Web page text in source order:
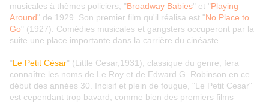
musicales à thèmes policiers, "Broadway Babies" et "Playing
Around" de 1929. Son premier film qu'il réalisa est "No Place to
Go" (1927). Comédies musicales et gangsters occuperont par la
suite une place importante dans la carrière du cinéaste.
"Le Petit César" (Little Cesar,1931), classique du genre, fera
connaître les noms de Le Roy et de Edward G. Robinson en ce
début des années 30. Incisif et plein de fougue, "Le Petit Cesar"
est cependant trop bavard, comme bien des premiers films